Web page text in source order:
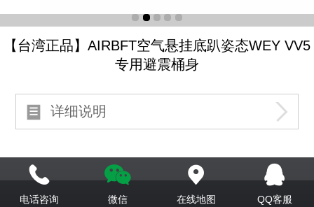
【台湾正品】AIRBFT空气悬挂底趴姿态WEY VV5
专用避震桶身
详细说明
电话咨询 微信 在线地图 QQ客服